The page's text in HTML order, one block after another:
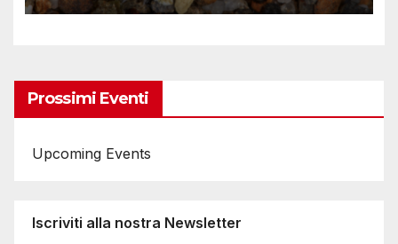
Prossimi Eventi
Upcoming Events
Iscriviti alla nostra Newsletter